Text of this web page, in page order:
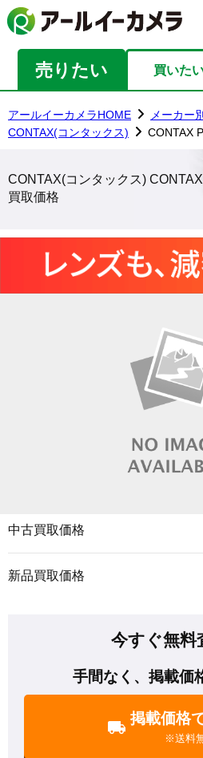
売りたい 買いた
アールイーカメラHOME
メーカー
CONTAX(コンタックス)
CONTAX
CONTAX(コンタックス)
買取価格
中古買取価格
新品買取価格
今すぐ無料
手間なく、掲載価
掲載価格
※送料